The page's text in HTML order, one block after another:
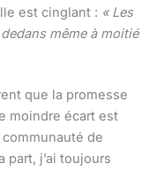
est cinglant : « Les
même à moitié
que la promesse
moindre écart est
de
part, j’ai toujours